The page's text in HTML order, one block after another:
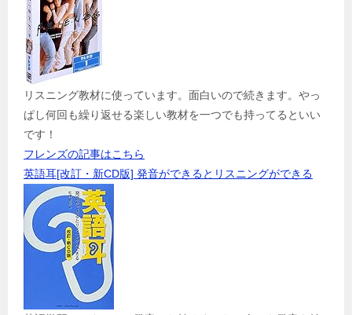
リスニング教材に使っています。面白いので続きます。やっ
ぱし何回も繰り返せる楽しい教材を一つでも持ってるといい
です！
フレンズの記事はこちら
英語耳[改訂・新CD版] 発音ができるとリスニングができる